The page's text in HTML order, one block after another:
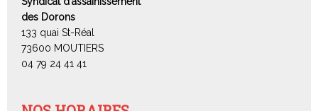
des Dorons
133 quai St-Réal
73600 MOUTIERS
04 79 24 41 41